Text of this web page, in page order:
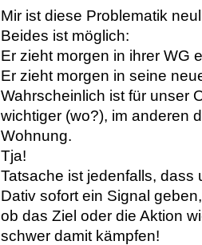
Mir ist diese Problematik
Beides ist möglich:
Er zieht morgen in ihrer WG
Er zieht morgen in seine
Wahrscheinlich ist für unser
wichtiger (wo?), im anderen
Wohnung.
Tja!
Tatsache ist jedenfalls, dass
Dativ sofort ein Signal geben,
ob das Ziel oder die Aktion
schwer damit kämpfen!